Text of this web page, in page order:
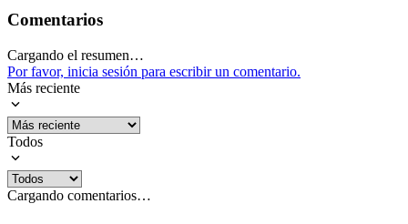
Comentarios
Cargando el resumen…
Por favor, inicia sesión para escribir un comentario.
Más reciente
Todos
Cargando comentarios…